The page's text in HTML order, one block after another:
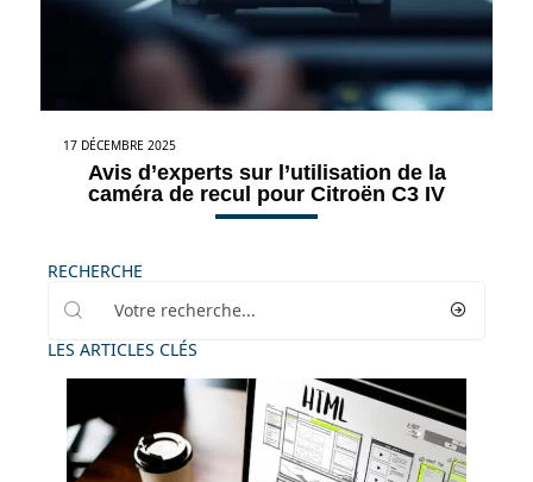
17 DÉCEMBRE 2025
Avis d’experts sur l’utilisation de la
caméra de recul pour Citroën C3 IV
RECHERCHE
LES ARTICLES CLÉS